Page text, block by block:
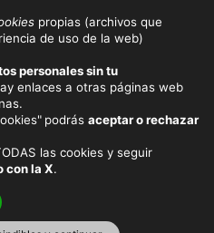
para el
vistas de
a 230 metros de
espacio de seguridad con
más espeluznante
propias (archivos que
de uso de la web)
personales sin tu
enlaces a otras páginas web
podrás aceptar o rechazar
las cookies y seguir
con la X.